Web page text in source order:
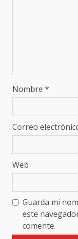
Nombre *
Correo
Web
Guarda mi
este
comente.